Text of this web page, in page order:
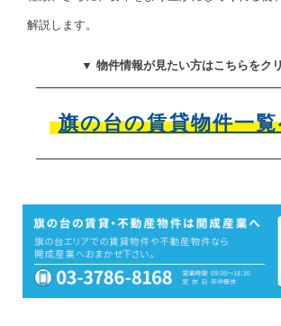
解説します。
▼ 物件情報が見たい方はこちらをク
旗の台の賃貸物件一